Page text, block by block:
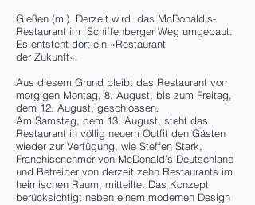
Gießen (ml). Derzeit wird das McDonald’s-
Restaurant im Schiffenberger Weg umgebaut.
Es entsteht dort ein »Restaurant
der Zukunft«.
Aus diesem Grund bleibt das Restaurant vom
morgigen Montag, 8. August, bis zum Freitag,
dem 12. August, geschlossen.
Am Samstag, dem 13. August, steht das
Restaurant in völlig neuem Outfit den Gästen
wieder zur Verfügung, wie Steffen Stark,
Franchisenehmer von McDonald’s Deutschland
und Betreiber von derzeit zehn Restaurants im
heimischen Raum, mitteilte. Das Konzept
berücksichtigt neben einem modernen Design